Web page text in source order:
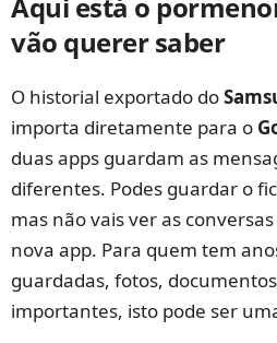
vão querer saber
O historial exportado do
importa diretamente para o
duas apps guardam as
diferentes. Podes guardar o
mas não vais ver as
nova app. Para quem tem
guardadas, fotos,
importantes, isto pode ser